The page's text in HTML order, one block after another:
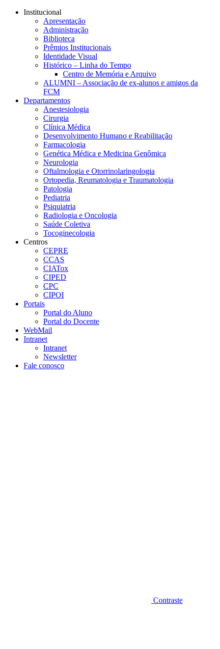
Conteúdo principal
Institucional
Apresentação
Administração
Biblioteca
Prêmios Institucionais
Identidade Visual
Histórico – Linha do Tempo
Centro de Memória e Arquivo
ALUMNI – Associação de ex-alunos e amigos da
FCM
Departamentos
Anestesiologia
Cirurgia
Clínica Médica
Desenvolvimento Humano e Reabilitação
Farmacologia
Genética Médica e Medicina Genômica
Neurologia
Oftalmologia e Otorrinolaringologia
Ortopedia, Reumatologia e Traumatologia
Patologia
Pediatria
Psiquiatria
Radiologia e Oncologia
Saúde Coletiva
Tocoginecologia
Centros
CEPRE
CCAS
CIATox
CIPED
CPC
CIPOI
Portais
Portal do Aluno
Portal do Docente
WebMail
Intranet
Intranet
Newsletter
Fale conosco
Contraste